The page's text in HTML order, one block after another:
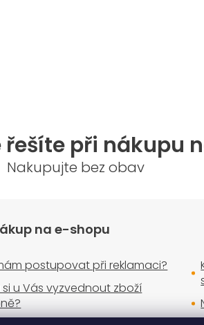
c
í
p
y
p
s
řešíte při nákupu
Nakupujte bez obav
na e-shopu
postupovat při reklamaci?
si u Vás vyzvednout zboží